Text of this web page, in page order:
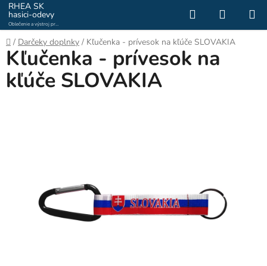
Prejsť
na
obsah
RHEA SK
hasici-odevy
Oblečenie a výstroj pre
hasičov a záchranárov
Hľadať
KOŠÍK
Domov
/ Darčeky doplnky / Kľučenka - prívesok na kľúče SLOVAKIA
Kľučenka - prívesok na
kľúče SLOVAKIA